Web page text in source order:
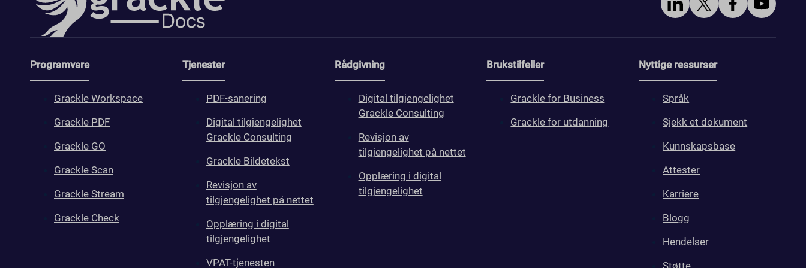
Programvare
Grackle Workspace
Grackle PDF
Grackle GO
Grackle Scan
Grackle Stream
Grackle Check
Tjenester
PDF-sanering
Digital tilgjengelighet
Grackle Consulting
Grackle Bildetekst
Revisjon av
tilgjengelighet på nettet
Opplæring i digital
tilgjengelighet
VPAT-tjenesten
Rådgivning
Digital tilgjengelighet
Grackle Consulting
Revisjon av
tilgjengelighet på nettet
Opplæring i digital
tilgjengelighet
Brukstilfeller
Grackle for Business
Grackle for utdanning
Nyttige ressurser
Språk
Sjekk et dokument
Kunnskapsbase
Attester
Karriere
Blogg
Hendelser
Støtte